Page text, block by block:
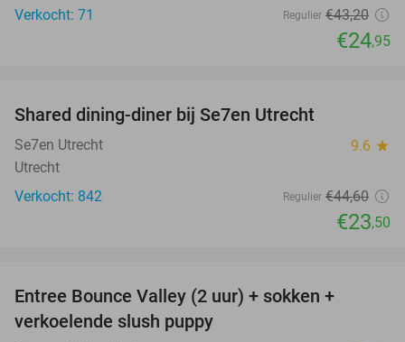
Verkocht: 71
Regulier €43,20
€24,95
Shared dining-diner bij Se7en Utrecht
Se7en Utrecht 9.6 star
Utrecht
Verkocht: 842
Regulier €44,60
€23,50
Entree Bounce Valley (2 uur) + sokken +
verkoelende slush puppy